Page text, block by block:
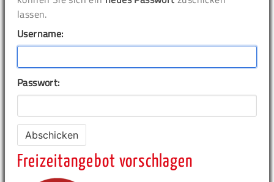
lassen.
Username:
Passwort:
Freizeitangebot vorschlagen